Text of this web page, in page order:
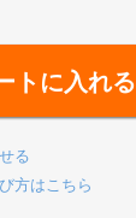
トに入れる
る
方はこちら